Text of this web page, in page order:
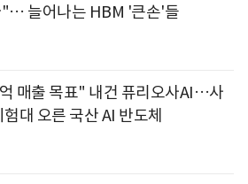
"… 늘어나는 HBM '큰손'들
매출 목표" 내건 퓨리오사AI…사
대 오른 국산 AI 반도체